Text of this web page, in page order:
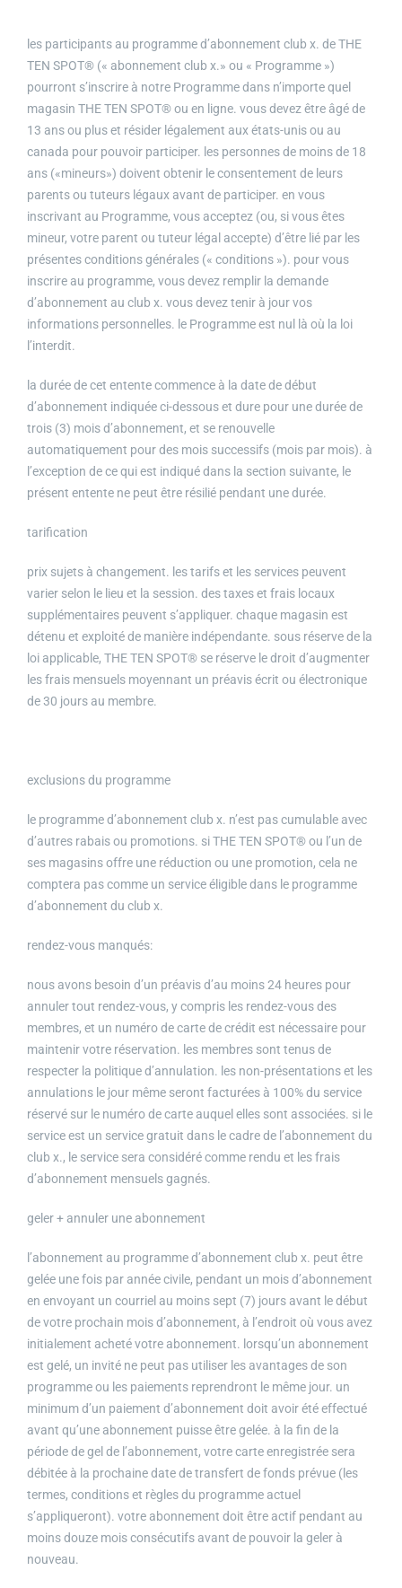
les participants au programme d’abonnement club x. de THE
TEN SPOT® (« abonnement club x.» ou « Programme »)
pourront s’inscrire à notre Programme dans n’importe quel
magasin THE TEN SPOT® ou en ligne. vous devez être âgé de
13 ans ou plus et résider légalement aux états-unis ou au
canada pour pouvoir participer. les personnes de moins de 18
ans («mineurs») doivent obtenir le consentement de leurs
parents ou tuteurs légaux avant de participer. en vous
inscrivant au Programme, vous acceptez (ou, si vous êtes
mineur, votre parent ou tuteur légal accepte) d’être lié par les
présentes conditions générales (« conditions »). pour vous
inscrire au programme, vous devez remplir la demande
d’abonnement au club x. vous devez tenir à jour vos
informations personnelles. le Programme est nul là où la loi
l’interdit.
la durée de cet entente commence à la date de début
d’abonnement indiquée ci-dessous et dure pour une durée de
trois (3) mois d’abonnement, et se renouvelle
automatiquement pour des mois successifs (mois par mois). à
l’exception de ce qui est indiqué dans la section suivante, le
présent entente ne peut être résilié pendant une durée.
tarification
prix sujets à changement. les tarifs et les services peuvent
varier selon le lieu et la session. des taxes et frais locaux
supplémentaires peuvent s’appliquer. chaque magasin est
détenu et exploité de manière indépendante. sous réserve de la
loi applicable, THE TEN SPOT® se réserve le droit d’augmenter
les frais mensuels moyennant un préavis écrit ou électronique
de 30 jours au membre.
exclusions du programme
le programme d’abonnement club x. n’est pas cumulable avec
d’autres rabais ou promotions. si THE TEN SPOT® ou l’un de
ses magasins offre une réduction ou une promotion, cela ne
comptera pas comme un service éligible dans le programme
d’abonnement du club x.
rendez-vous manqués:
nous avons besoin d’un préavis d’au moins 24 heures pour
annuler tout rendez-vous, y compris les rendez-vous des
membres, et un numéro de carte de crédit est nécessaire pour
maintenir votre réservation. les membres sont tenus de
respecter la politique d’annulation. les non-présentations et les
annulations le jour même seront facturées à 100% du service
réservé sur le numéro de carte auquel elles sont associées. si le
service est un service gratuit dans le cadre de l’abonnement du
club x., le service sera considéré comme rendu et les frais
d’abonnement mensuels gagnés.
geler + annuler une abonnement
l’abonnement au programme d’abonnement club x. peut être
gelée une fois par année civile, pendant un mois d’abonnement
en envoyant un courriel au moins sept (7) jours avant le début
de votre prochain mois d’abonnement, à l’endroit où vous avez
initialement acheté votre abonnement. lorsqu’un abonnement
est gelé, un invité ne peut pas utiliser les avantages de son
programme ou les paiements reprendront le même jour. un
minimum d’un paiement d’abonnement doit avoir été effectué
avant qu’une abonnement puisse être gelée. à la fin de la
période de gel de l’abonnement, votre carte enregistrée sera
débitée à la prochaine date de transfert de fonds prévue (les
termes, conditions et règles du programme actuel
s’appliqueront). votre abonnement doit être actif pendant au
moins douze mois consécutifs avant de pouvoir la geler à
nouveau.